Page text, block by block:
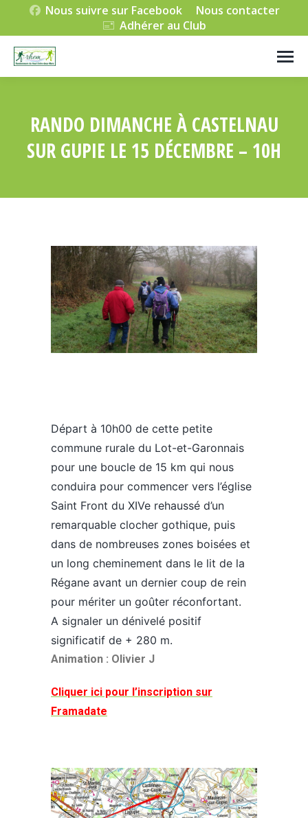
Nous suivre sur Facebook
Nous contacter
Adhérer au Club
RANDO DIMANCHE À CASTELNAU
SUR GUPIE LE 15 DÉCEMBRE – 10H
Départ à 10h00 de cette petite
commune rurale du Lot-et-Garonnais
pour une boucle de 15 km qui nous
conduira pour commencer vers l’église
Saint Front du XIVe rehaussé d’un
remarquable clocher gothique, puis
dans de nombreuses zones boisées et
un long cheminement dans le lit de la
Régane avant un dernier coup de rein
pour mériter un goûter réconfortant.
A signaler un dénivelé positif
significatif de + 280 m.
Animation : Olivier J
Cliquer ici pour l’inscription sur
Framadate